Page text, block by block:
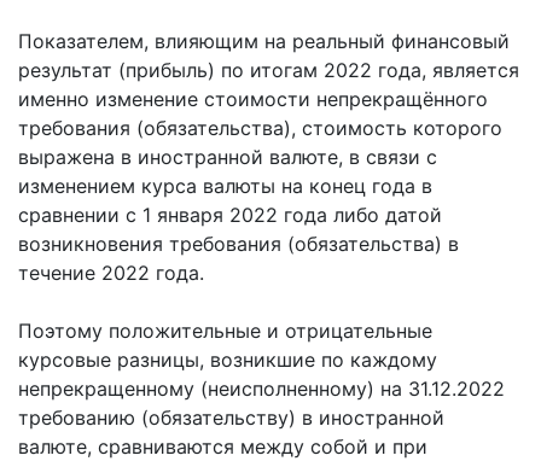
Показателем, влияющим на реальный финансовый
результат (прибыль) по итогам 2022 года, является
именно изменение стоимости непрекращённого
требования (обязательства), стоимость которого
выражена в иностранной валюте, в связи с
изменением курса валюты на конец года в
сравнении с 1 января 2022 года либо датой
возникновения требования (обязательства) в
течение 2022 года.
Поэтому положительные и отрицательные
курсовые разницы, возникшие по каждому
непрекращенному (неисполненному) на 31.12.2022
требованию (обязательству) в иностранной
валюте, сравниваются между собой и при